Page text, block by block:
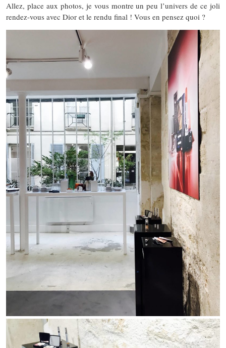
Allez, place aux photos, je vous montre un peu l’univers de ce joli
rendez-vous avec Dior et le rendu final ! Vous en pensez quoi ?